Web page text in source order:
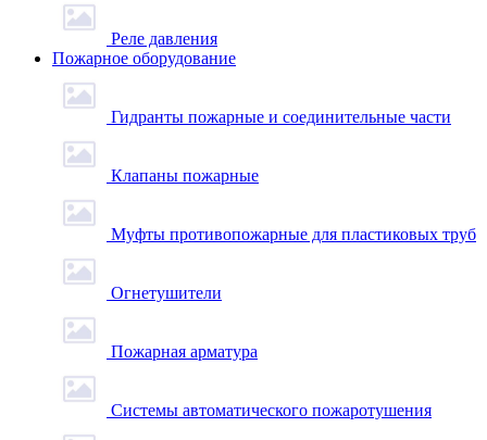
Реле давления
Пожарное оборудование
Гидранты пожарные и соединительные части
Клапаны пожарные
Муфты противопожарные для пластиковых труб
Огнетушители
Пожарная арматура
Системы автоматического пожаротушения